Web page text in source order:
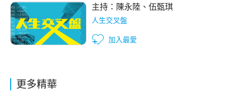
主持： 陳永陸 、 伍甄琪
人生交叉盤
加入最愛
更多精華